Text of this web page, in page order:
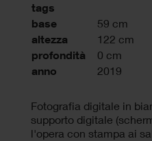
tags
base
59 cm
altezza 122 cm
profondità 0 cm
anno 2019
Fotografia digitale in
supporto digitale
l'opera con stampa ai